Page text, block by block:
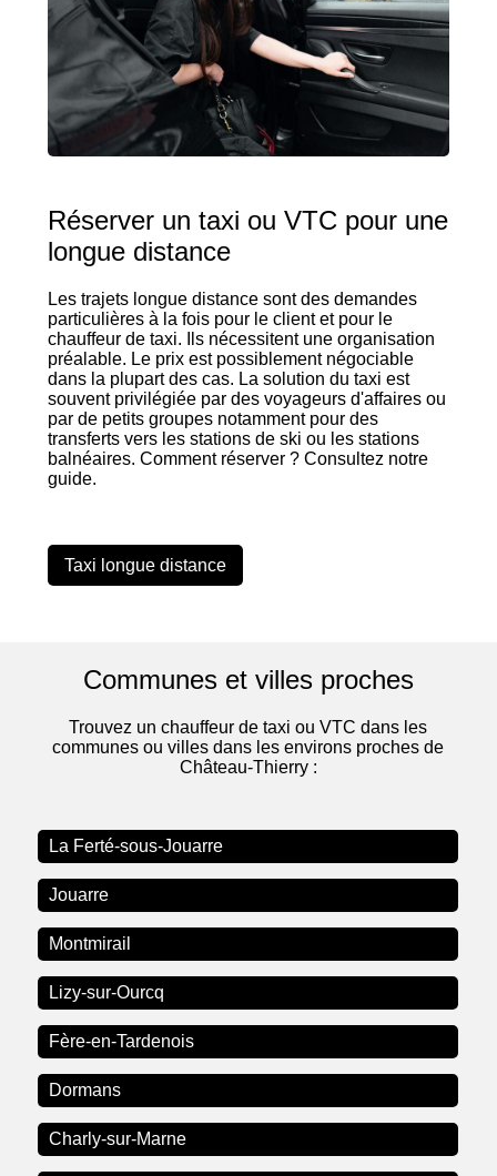
Réserver un taxi ou VTC pour une
longue distance
Les trajets longue distance sont des demandes
particulières à la fois pour le client et pour le
chauffeur de taxi. Ils nécessitent une organisation
préalable. Le prix est possiblement négociable
dans la plupart des cas. La solution du taxi est
souvent privilégiée par des voyageurs d'affaires ou
par de petits groupes notamment pour des
transferts vers les stations de ski ou les stations
balnéaires. Comment réserver ? Consultez notre
guide.
Taxi longue distance
Communes et villes proches
Trouvez un chauffeur de taxi ou VTC dans les
communes ou villes dans les environs proches de
Château-Thierry :
La Ferté-sous-Jouarre
Jouarre
Montmirail
Lizy-sur-Ourcq
Fère-en-Tardenois
Dormans
Charly-sur-Marne